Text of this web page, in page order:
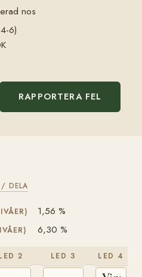
nos
6)
RAPPORTERA FEL
/ DELA
1,56 %
6,30 %
2 LED 3 LED 4